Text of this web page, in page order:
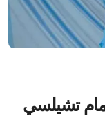
تشيلسي